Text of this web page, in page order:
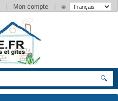
| Mon compte | 🌐
🔍